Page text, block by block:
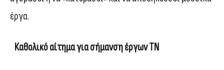
έργα.
Καθολικό αίτημα για σήμανση έργων ΤΝ